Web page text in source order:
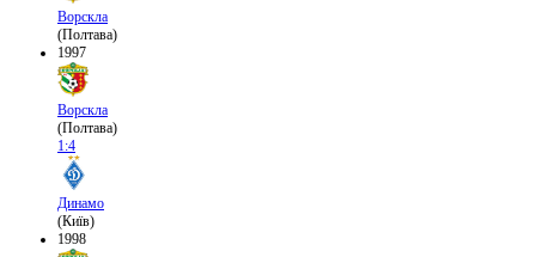
Ворскла
(Полтава)
1997
Ворскла
(Полтава)
1:4
Динамо
(Київ)
1998